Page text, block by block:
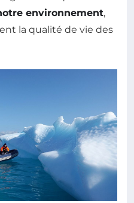
environnement,
la qualité de vie des